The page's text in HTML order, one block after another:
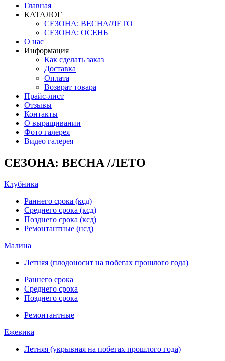
Главная
КАТАЛОГ
СЕЗОНА: ВЕСНА/ЛЕТО
СЕЗОНА: ОСЕНЬ
О нас
Информация
Как сделать заказ
Доставка
Оплата
Возврат товара
Прайс-лист
Отзывы
Контакты
О выращивании
Фото галерея
Видео галерея
СЕЗОНА: ВЕСНА /ЛЕТО
Клубника
Раннего срока (ксд)
Среднего срока (ксд)
Позднего срока (ксд)
Ремонтантные (нсд)
Малина
Летняя (плодоносит на побегах прошлого года)
Раннего срока
Среднего срока
Позднего срока
Ремонтантные
Ежевика
Летняя (укрывная на побегах прошлого года)